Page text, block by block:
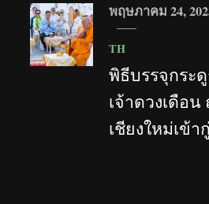
TH
พิธีบรรจุกระ
เจ้าดวงเดือ
เชียงใหม่เข้ากู่
พฤษภาคม 24,